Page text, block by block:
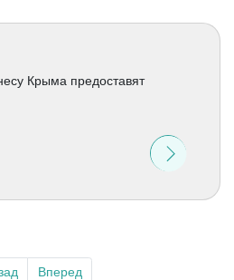
Крыма предоставят
Вперед